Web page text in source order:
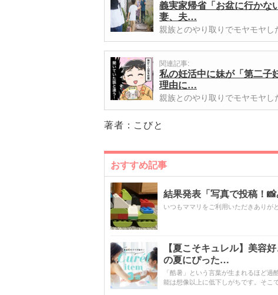
義実家帰省「お盆に行かな
妻、夫…
親族とのやり取りでモヤモヤ
関連記事:
私の妊活中に妹が「第二
理由に…
親族とのやり取りでモヤモヤ
著者： こびと
おすすめ記事
結果発表「写真で投稿！
いつもママリをご利用いただきありが
【夏こそキュレル】美容
の夏にぴった…
「酷暑」という言葉が生まれるほど
能は想像以上に低下しがちです。そこ